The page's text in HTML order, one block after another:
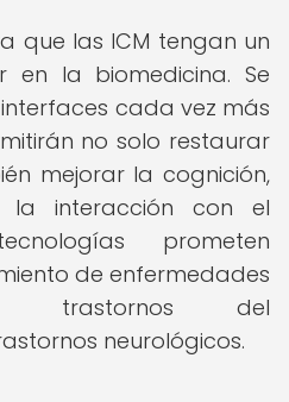
que las ICM tengan un
en la biomedicina. Se
cada vez más
no solo restaurar
mejorar la cognición,
la interacción con el
prometen
de enfermedades
trastornos del
neurológicos.